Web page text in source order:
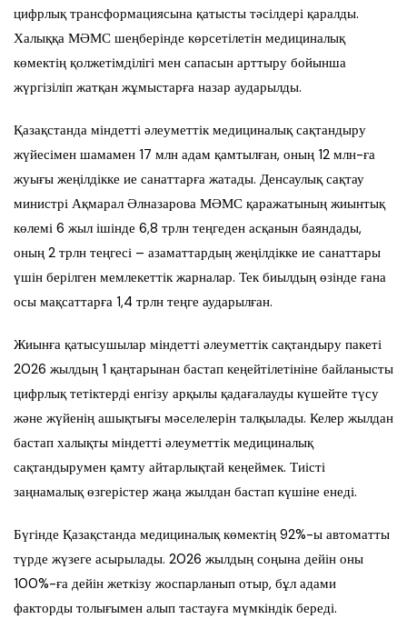
цифрлық трансформациясына қатысты тәсілдері қаралды.
Халыққа МӘМС шеңберінде көрсетілетін медициналық
көмектің қолжетімділігі мен сапасын арттыру бойынша
жүргізіліп жатқан жұмыстарға назар аударылды.
Қазақстанда міндетті әлеуметтік медициналық сақтандыру
жүйесімен шамамен 17 млн адам қамтылған, оның 12 млн-ға
жуығы жеңілдікке ие санаттарға жатады. Денсаулық сақтау
министрі Ақмарал Әлназарова МӘМС қаражатының жиынтық
көлемі 6 жыл ішінде 6,8 трлн теңгеден асқанын баяндады,
оның 2 трлн теңгесі – азаматтардың жеңілдікке ие санаттары
үшін берілген мемлекеттік жарналар. Тек биылдың өзінде ғана
осы мақсаттарға 1,4 трлн теңге аударылған.
Жиынға қатысушылар міндетті әлеуметтік сақтандыру пакеті
2026 жылдың 1 қаңтарынан бастап кеңейтілетініне байланысты
цифрлық тетіктерді енгізу арқылы қадағалауды күшейте түсу
және жүйенің ашықтығы мәселелерін талқылады. Келер жылдан
бастап халықты міндетті әлеуметтік медициналық
сақтандырумен қамту айтарлықтай кеңеймек. Тиісті
заңнамалық өзгерістер жаңа жылдан бастап күшіне енеді.
Бүгінде Қазақстанда медициналық көмектің 92%-ы автоматты
түрде жүзеге асырылады. 2026 жылдың соңына дейін оны
100%-ға дейін жеткізу жоспарланып отыр, бұл адами
факторды толығымен алып тастауға мүмкіндік береді.